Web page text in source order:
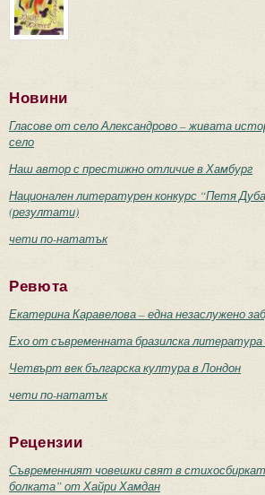
Новини
Гласове от село Александрово – живата
село
Наш автор с престижно отличие в Хамбург
Национален литературен конкурс “Петя
(резултати)
чети по-нататък
Ревюта
Екатерина Каравелова – една незаслужено
Ехо от съвременната бразилска литература
Четвърт век българска култура в Лондон
чети по-нататък
Рецензии
Съвременният човешки свят в
болката” от Хайри Хамдан